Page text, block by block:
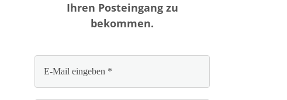
Ihren Posteingang zu
bekommen.